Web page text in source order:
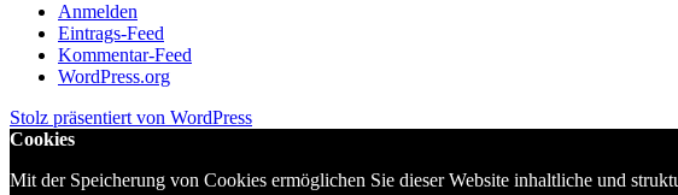
Anmelden
Eintrags-Feed
Kommentar-Feed
WordPress.org
Stolz präsentiert von WordPress
Cookies
Mit der Speicherung von Cookies ermöglichen Sie dieser Website inhaltliche und